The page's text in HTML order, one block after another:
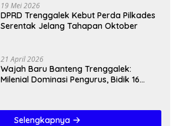
19 Mei 2026
DPRD Trenggalek Kebut Perda Pilkades
Serentak Jelang Tahapan Oktober
21 April 2026
Wajah Baru Banteng Trenggalek:
Milenial Dominasi Pengurus, Bidik 16
Selengkapnya